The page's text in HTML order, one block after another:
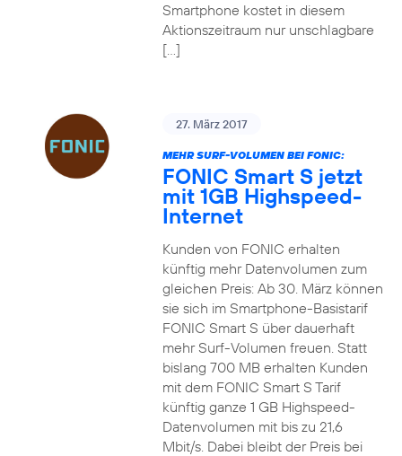
Smartphone kostet in diesem
Aktionszeitraum nur unschlagbare
[…]
27. März 2017
MEHR SURF-VOLUMEN BEI FONIC:
FONIC Smart S jetzt
mit 1GB Highspeed-
Internet
Kunden von FONIC erhalten
künftig mehr Datenvolumen zum
gleichen Preis: Ab 30. März können
sie sich im Smartphone-Basistarif
FONIC Smart S über dauerhaft
mehr Surf-Volumen freuen. Statt
bislang 700 MB erhalten Kunden
mit dem FONIC Smart S Tarif
künftig ganze 1 GB Highspeed-
Datenvolumen mit bis zu 21,6
Mbit/s. Dabei bleibt der Preis bei